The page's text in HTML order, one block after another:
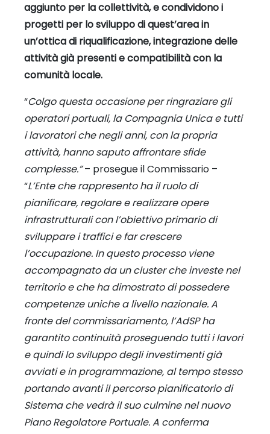
aggiunto per la collettività, e condividono i
progetti per lo sviluppo di quest’area in
un’ottica di riqualificazione, integrazione delle
attività già presenti e compatibilità con la
comunità locale.
“Colgo questa occasione per ringraziare gli
operatori portuali, la Compagnia Unica e tutti
i lavoratori che negli anni, con la propria
attività, hanno saputo affrontare sfide
complesse.”– prosegue il Commissario –
“L’Ente che rappresento ha il ruolo di
pianificare, regolare e realizzare opere
infrastrutturali con l’obiettivo primario di
sviluppare i traffici e far crescere
l’occupazione. In questo processo viene
accompagnato da un cluster che investe nel
territorio e che ha dimostrato di possedere
competenze uniche a livello nazionale. A
fronte del commissariamento, l’AdSP ha
garantito continuità proseguendo tutti i lavori
e quindi lo sviluppo degli investimenti già
avviati e in programmazione, al tempo stesso
portando avanti il percorso pianificatorio di
Sistema che vedrà il suo culmine nel nuovo
Piano Regolatore Portuale. A conferma